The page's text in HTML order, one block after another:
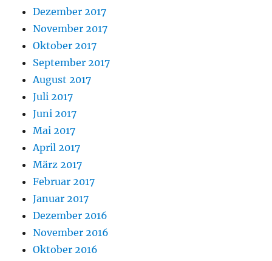
Dezember 2017
November 2017
Oktober 2017
September 2017
August 2017
Juli 2017
Juni 2017
Mai 2017
April 2017
März 2017
Februar 2017
Januar 2017
Dezember 2016
November 2016
Oktober 2016